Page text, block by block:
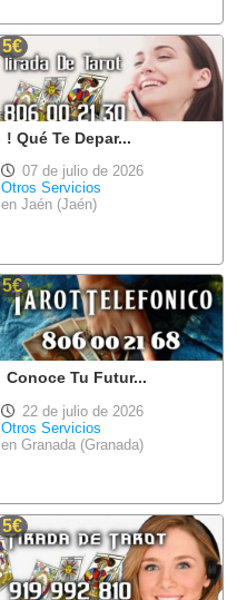
5€
! Qué Te Depar...
07 de julio de 2026
Otros Servicios
en Jaén (Jaén)
5€
Conoce Tu Futur...
22 de julio de 2026
Otros Servicios
en Granada (Granada)
5€